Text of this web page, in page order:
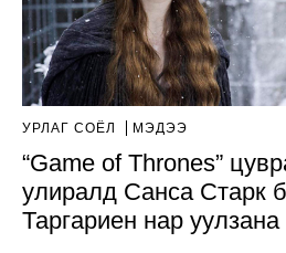
УРЛАГ СОЁЛ МЭДЭЭ
“Game of Thrones”
улиралд Санса Старк
Таргариен нар уулзана